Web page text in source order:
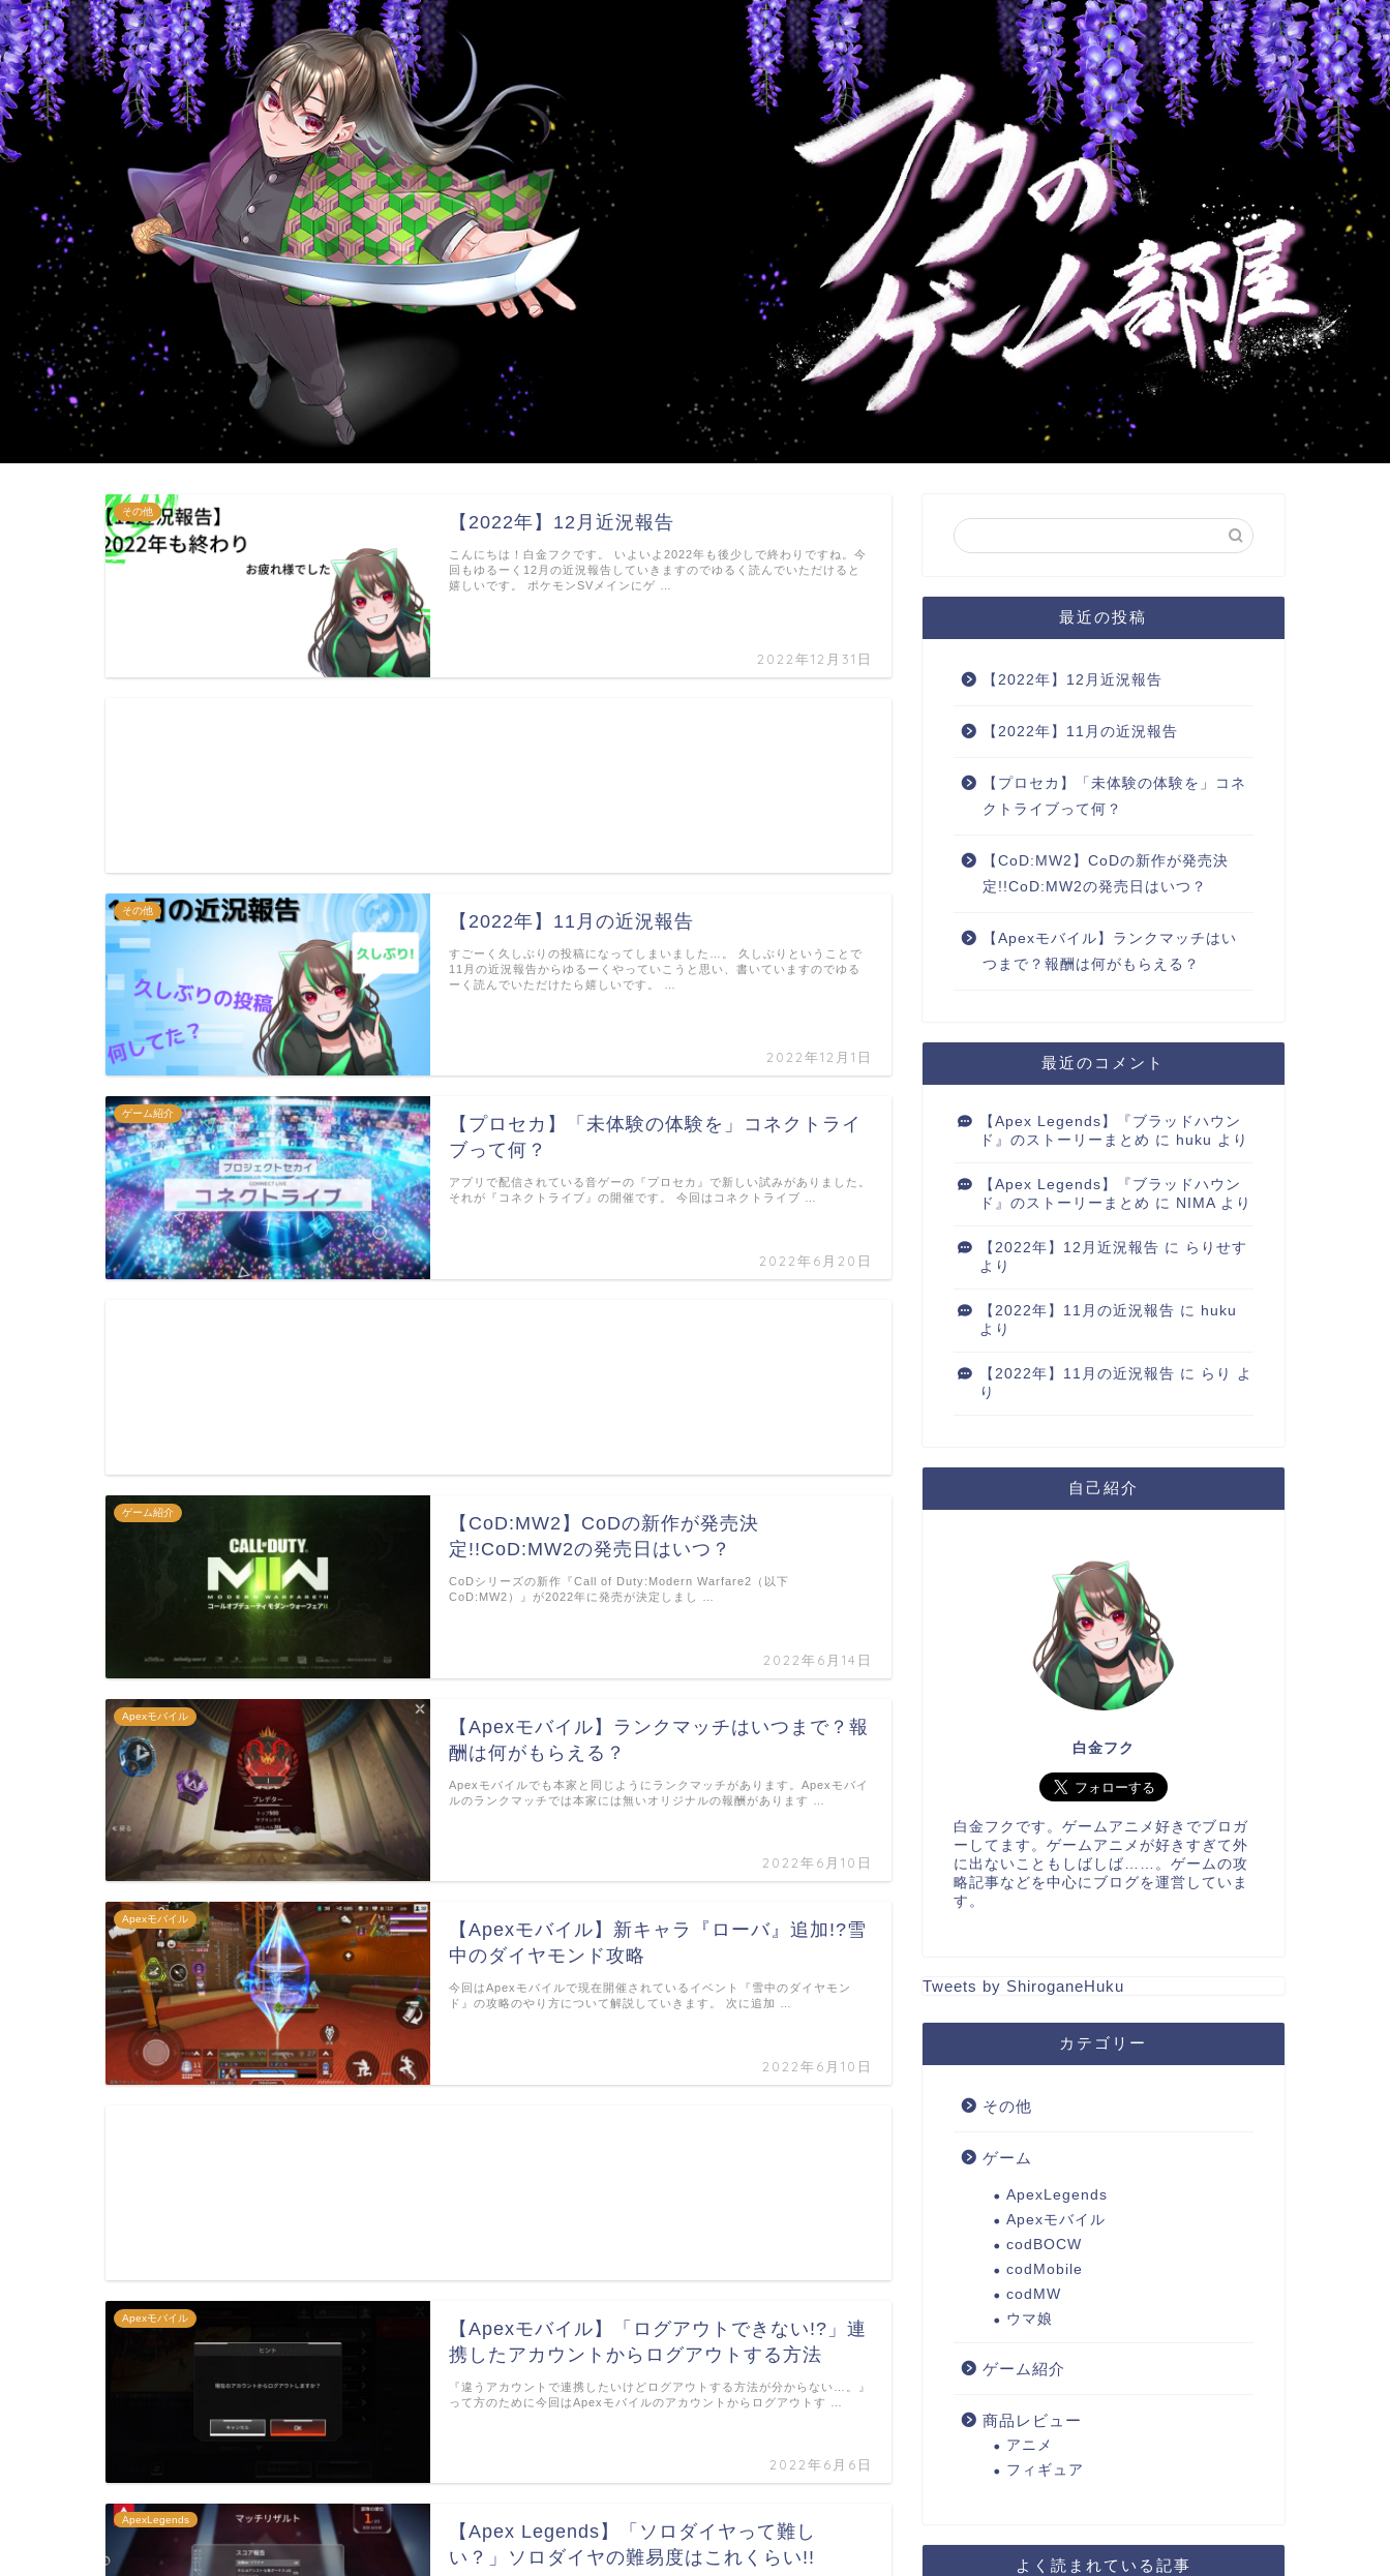
その他
【2022年】12月近況報告
2022年12月31日
こんにちは！白金フクです。 いよいよ2022年も後少しで終わりですね。今
回もゆるーく12月の近況報告していきますのでゆるく読んでいただけると
嬉しいです。 ポケモンSVメインにゲ …
その他
【2022年】11月の近況報告
2022年12月1日
すごーく久しぶりの投稿になってしまいました…。 久しぶりということで
11月の近況報告からゆるーくやっていこうと思い、書いていますのでゆる
ーく読んでいただけたら嬉しいです。 …
ゲーム紹介
【プロセカ】「未体験の体験を」コネクトライ
ブって何？
2022年6月20日
アプリで配信されている音ゲーの『プロセカ』で新しい試みがありました。
それが『コネクトライブ』の開催です。 今回はコネクトライブ …
ゲーム紹介
【CoD:MW2】CoDの新作が発売決
定!!CoD:MW2の発売日はいつ？
2022年6月14日
CoDシリーズの新作『Call of Duty:Modern Warfare2（以下
CoD:MW2）』が2022年に発売が決定しまし …
Apexモバイル
【Apexモバイル】ランクマッチはいつまで？報
酬は何がもらえる？
2022年6月10日
Apexモバイルでも本家と同じようにランクマッチがあります。Apexモバイ
ルのランクマッチでは本家には無いオリジナルの報酬があります …
Apexモバイル
【Apexモバイル】新キャラ『ローバ』追加!?雪
中のダイヤモンド攻略
2022年6月10日
今回はApexモバイルで現在開催されているイベント『雪中のダイヤモン
ド』の攻略のやり方について解説していきます。 次に追加 …
Apexモバイル
【Apexモバイル】「ログアウトできない!?」連
携したアカウントからログアウトする方法
2022年6月6日
『違うアカウントで連携したいけどログアウトする方法が分からない…。』
って方のために今回はApexモバイルのアカウントからログアウトす …
ApexLegends
【Apex Legends】「ソロダイヤって難し
い？」ソロダイヤの難易度はこれくらい!!
最近の投稿
【2022年】12月近況報告
【2022年】11月の近況報告
【プロセカ】「未体験の体験を」コネ
クトライブって何？
【CoD:MW2】CoDの新作が発売決
定!!CoD:MW2の発売日はいつ？
【Apexモバイル】ランクマッチはい
つまで？報酬は何がもらえる？
最近のコメント
【Apex Legends】『ブラッドハウン
ド』のストーリーまとめ に huku より
【Apex Legends】『ブラッドハウン
ド』のストーリーまとめ に NIMAより
【2022年】12月近況報告 に らりせす
より
【2022年】11月の近況報告 に huku
より
【2022年】11月の近況報告 に らり
よ
り
自己紹介
白金フク
白金フクです。ゲームアニメ好きでブロガ
ーしてます。ゲームアニメが好きすぎて外
に出ないこともしばしば……。ゲームの攻
略記事などを中心にブログを運営していま
す。
Tweets by ShiroganeHuku
カテゴリー
その他
ゲーム
ApexLegends
Apexモバイル
codBOCW
codMobile
codMW
ウマ娘
ゲーム紹介
商品レビュー
アニメ
フィギュア
よく読まれている記事